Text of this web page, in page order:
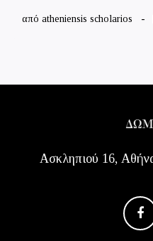
από atheniensis scholarios -
Ασκληπιού 16,